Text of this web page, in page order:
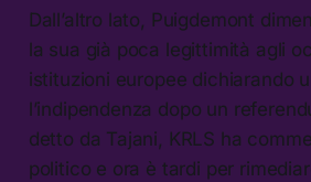
Dall’altro lato, Puigdemont
la sua già poca legittimità agli
istituzioni europee dichiarando
l’indipendenza dopo un
detto da Tajani, KRLS ha
politico e ora è tardi per